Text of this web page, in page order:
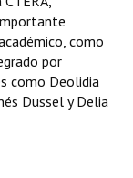
como
por
como Deolidia
Dussel y Delia